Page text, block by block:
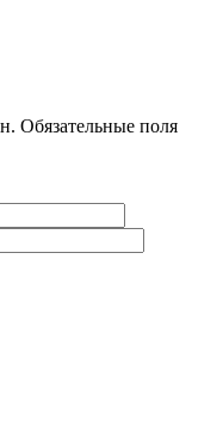
Обязательные поля